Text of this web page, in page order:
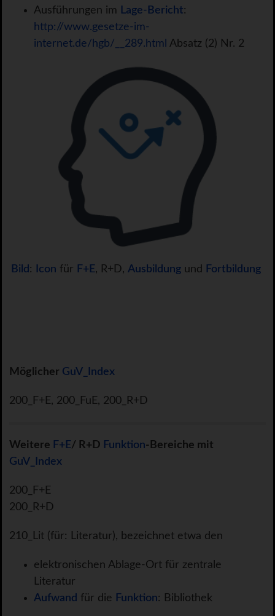
Ausführungen im Lage-Bericht:
http://www.gesetze-im-
internet.de/hgb/__289.html Absatz (2) Nr. 2
Bild : Icon für F+E, R+D, Ausbildung und Fortbildung
Möglicher GuV_Index
200_F+E, 200_FuE, 200_R+D
Weitere F+E/ R+D Funktion-Bereiche mit
GuV_Index
200_F+E
200_R+D
210_Lit (für: Literatur), bezeichnet etwa den
elektronischen Ablage-Ort für zentrale
Literatur
Aufwand für die Funktion: Bibliothek